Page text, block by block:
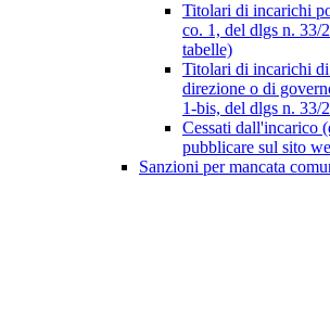
Titolari di incarichi
co. 1, del dlgs n. 33/
tabelle)
Titolari di incarichi
direzione o di
1-bis, del dlgs n. 33/
Cessati dall'incarico
pubblicare sul sito
Sanzioni per mancata